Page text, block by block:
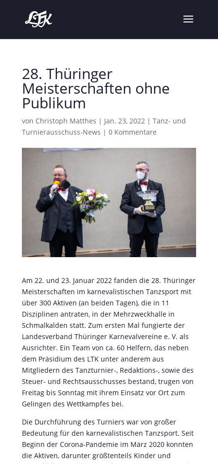
28. Thüringer
Meisterschaften ohne
Publikum
von Christoph Matthes | Jan. 23, 2022| Tanz- und
Turnierausschuss-News | 0 Kommentare
Am 22. und 23. Januar 2022 fanden die 28. Thüringer
Meisterschaften im karnevalistischen Tanzsport mit
über 300 Aktiven (an beiden Tagen), die in 11
Disziplinen antraten, in der Mehrzweckhalle in
Schmalkalden statt. Zum ersten Mal fungierte der
Landesverband Thüringer Karnevalvereine e. V. als
Ausrichter. Ein Team von ca. 60 Helfern, das neben
dem Präsidium des LTK unter anderem aus
Mitgliedern des Tanzturnier-, Redaktions-, sowie des
Steuer- und Rechtsausschusses bestand, trugen von
Freitag bis Sonntag mit ihrem Einsatz vor Ort zum
Gelingen des Wettkampfes bei.
Die Durchführung des Turniers war von großer
Bedeutung für den karnevalistischen Tanzsport. Seit
Beginn der Corona-Pandemie im März 2020 konnten
die Aktiven, darunter größtenteils Kinder und